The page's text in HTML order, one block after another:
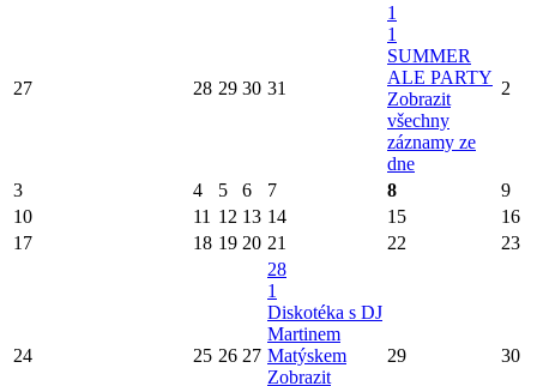
27 28 29 30 31
1
1
SUMMER
ALE PARTY
Zobrazit
všechny
záznamy ze
dne
2
3 4 5 6 7 8
9
10
11 12 13 14 15
16
17
18 19 20 21 22 23
24 25 26 27
28
1
Diskotéka s DJ
Martinem
Matýskem
Zobrazit
29 30